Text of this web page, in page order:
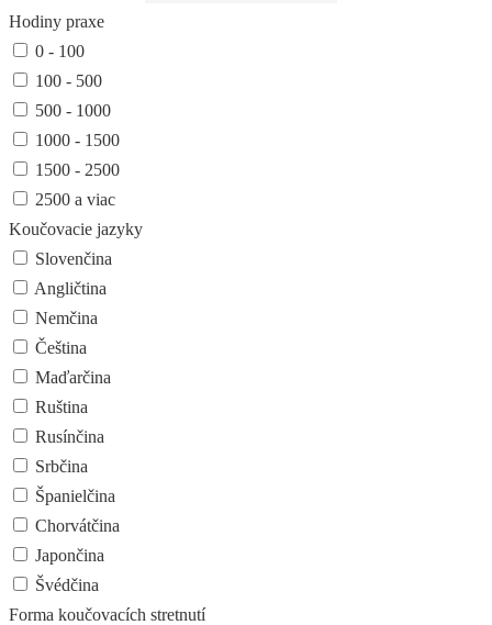
Hodiny praxe
0 - 100
100 - 500
500 - 1000
1000 - 1500
1500 - 2500
2500 a viac
Koučovacie jazyky
Slovenčina
Angličtina
Nemčina
Čeština
Maďarčina
Ruština
Rusínčina
Srbčina
Španielčina
Chorvátčina
Japončina
Švédčina
Forma koučovacích stretnutí